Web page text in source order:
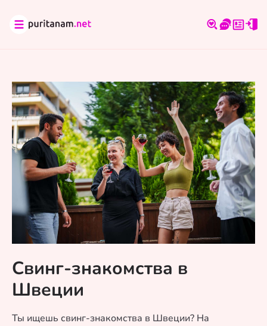
Свинг-знакомства в
Швеции
Ты ищешь свинг-знакомства в Швеции? На